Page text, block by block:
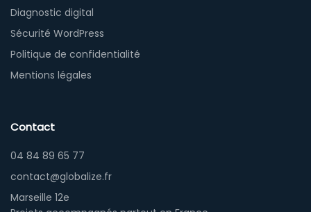
Diagnostic digital
Sécurité WordPress
Politique de confidentialité
Mentions légales
Contact
04 84 89 65 77
contact@globalize.fr
Marseille 12e